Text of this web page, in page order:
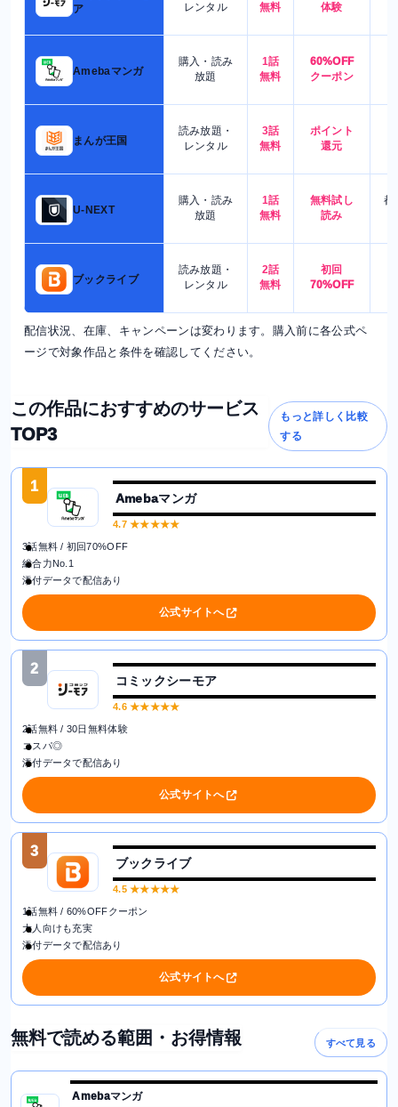
ア
レンタル
無料
体験
Amebaマンガ
購入・読み
放題
1話
無料
60%OFF
クーポン
まんが王国
読み放題・
レンタル
3話
無料
ポイント
還元
U-NEXT
購入・読み
放題
1話
無料
無料試し
読み
都
ブックライブ
読み放題・
レンタル
2話
無料
初回
70%OFF
配信状況、在庫、キャンペーンは変わります。購入前に各公式ペ
ージで対象作品と条件を確認してください。
この作品におすすめのサービス
TOP3
もっと詳しく比較
する
1
Amebaマンガ
4.7★★★★★
3話無料 / 初回70%OFF
総合力No.1
添付データで配信あり
公式サイトへ
2
コミックシーモア
4.6★★★★★
2話無料 / 30日無料体験
コスパ◎
添付データで配信あり
公式サイトへ
3
ブックライブ
4.5★★★★★
1話無料 / 60%OFFクーポン
大人向けも充実
添付データで配信あり
公式サイトへ
無料で読める範囲・お得情報 すべて見る
Amebaマンガ